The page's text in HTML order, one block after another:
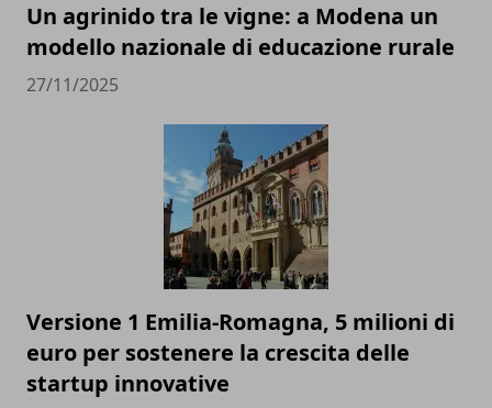
Un agrinido tra le vigne: a Modena un
modello nazionale di educazione rurale
27/11/2025
Versione 1 Emilia-Romagna, 5 milioni di
euro per sostenere la crescita delle
startup innovative